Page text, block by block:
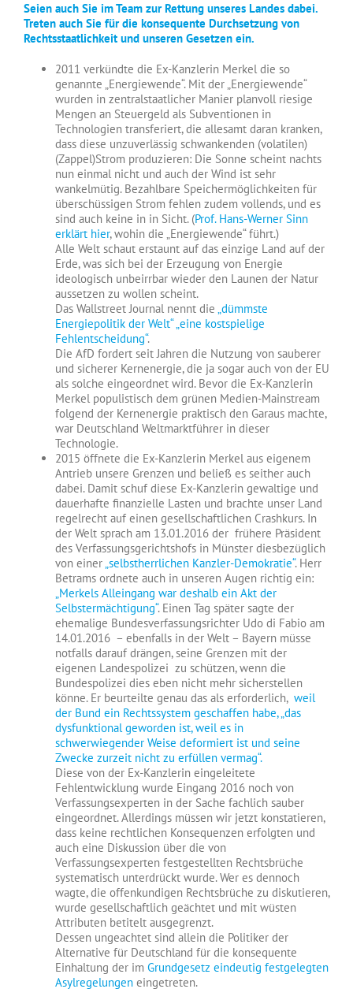
Seien auch Sie im Team zur Rettung unseres Landes dabei.
Treten auch Sie für die konsequente Durchsetzung von
Rechtsstaatlichkeit und unseren Gesetzen ein.
2011 verkündte die Ex-Kanzlerin Merkel die so
genannte „Energiewende“. Mit der „Energiewende“
wurden in zentralstaatlicher Manier planvoll riesige
Mengen an Steuergeld als Subventionen in
Technologien transferiert, die allesamt daran kranken,
dass diese unzuverlässig schwankenden (volatilen)
(Zappel)Strom produzieren: Die Sonne scheint nachts
nun einmal nicht und auch der Wind ist sehr
wankelmütig. Bezahlbare Speichermöglichkeiten für
überschüssigen Strom fehlen zudem vollends, und es
sind auch keine in in Sicht. (Prof. Hans-Werner Sinn
erklärt hier, wohin die „Energiewende“ führt.)
Alle Welt schaut erstaunt auf das einzige Land auf der
Erde, was sich bei der Erzeugung von Energie
ideologisch unbeirrbar wieder den Launen der Natur
aussetzen zu wollen scheint.
Das Wallstreet Journal nennt die „dümmste
Energiepolitik der Welt“ „eine kostspielige
Fehlentscheidung“.
Die AfD fordert seit Jahren die Nutzung von sauberer
und sicherer Kernenergie, die ja sogar auch von der EU
als solche eingeordnet wird. Bevor die Ex-Kanzlerin
Merkel populistisch dem grünen Medien-Mainstream
folgend der Kernenergie praktisch den Garaus machte,
war Deutschland Weltmarktführer in dieser
Technologie.
2015 öffnete die Ex-Kanzlerin Merkel aus eigenem
Antrieb unsere Grenzen und beließ es seither auch
dabei. Damit schuf diese Ex-Kanzlerin gewaltige und
dauerhafte finanzielle Lasten und brachte unser Land
regelrecht auf einen gesellschaftlichen Crashkurs. In
der Welt sprach am 13.01.2016 der frühere Präsident
des Verfassungsgerichtshofs in Münster diesbezüglich
von einer „selbstherrlichen Kanzler-Demokratie“. Herr
Betrams ordnete auch in unseren Augen richtig ein:
„Merkels Alleingang war deshalb ein Akt der
Selbstermächtigung“. Einen Tag später sagte der
ehemalige Bundesverfassungsrichter Udo di Fabio am
14.01.2016 – ebenfalls in der Welt – Bayern müsse
notfalls darauf drängen, seine Grenzen mit der
eigenen Landespolizei zu schützen, wenn die
Bundespolizei dies eben nicht mehr sicherstellen
könne. Er beurteilte genau das als erforderlich, weil
der Bund ein Rechtssystem geschaffen habe, „das
dysfunktional geworden ist, weil es in
schwerwiegender Weise deformiert ist und seine
Zwecke zurzeit nicht zu erfüllen vermag“.
Diese von der Ex-Kanzlerin eingeleitete
Fehlentwicklung wurde Eingang 2016 noch von
Verfassungsexperten in der Sache fachlich sauber
eingeordnet. Allerdings müssen wir jetzt konstatieren,
dass keine rechtlichen Konsequenzen erfolgten und
auch eine Diskussion über die von
Verfassungsexperten festgestellten Rechtsbrüche
systematisch unterdrückt wurde. Wer es dennoch
wagte, die offenkundigen Rechtsbrüche zu diskutieren,
wurde gesellschaftlich geächtet und mit wüsten
Attributen betitelt ausgegrenzt.
Dessen ungeachtet sind allein die Politiker der
Alternative für Deutschland für die konsequente
Einhaltung der im Grundgesetz eindeutig festgelegten
Asylregelungen eingetreten.